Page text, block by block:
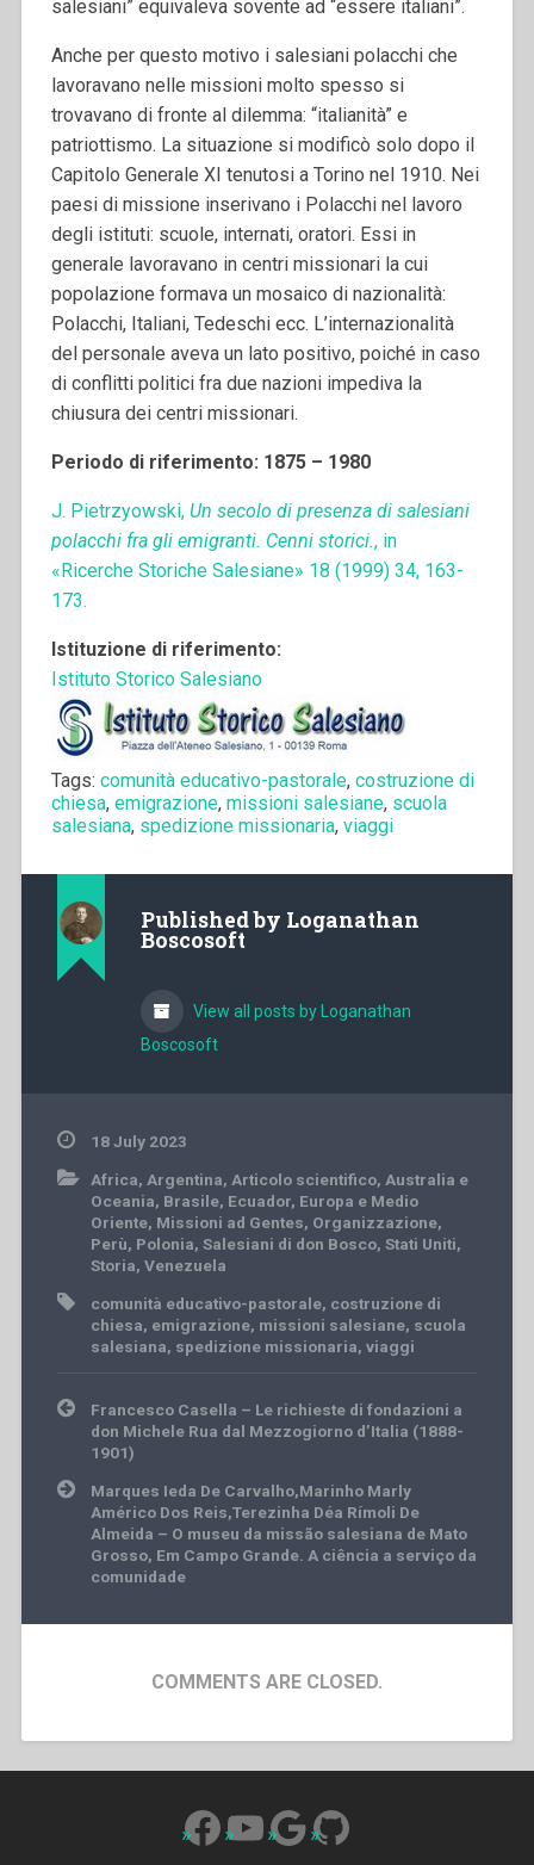
salesiani” equivaleva sovente ad “essere italiani”.
Anche per questo motivo i salesiani polacchi che
lavoravano nelle missioni molto spesso si
trovavano di fronte al dilemma: “italianità” e
patriottismo. La situazione si modificò solo dopo il
Capitolo Generale XI tenutosi a Torino nel 1910. Nei
paesi di missione inserivano i Polacchi nel lavoro
degli istituti: scuole, internati, oratori. Essi in
generale lavoravano in centri missionari la cui
popolazione formava un mosaico di nazionalità:
Polacchi, Italiani, Tedeschi ecc. L’internazionalità
del personale aveva un lato positivo, poiché in caso
di conflitti politici fra due nazioni impediva la
chiusura dei centri missionari.
Periodo di riferimento: 1875 – 1980
J. Pietrzyowski, Un secolo di presenza di salesiani
polacchi fra gli emigranti. Cenni storici., in
«Ricerche Storiche Salesiane» 18 (1999) 34, 163-
173.
Istituzione di riferimento:
Istituto Storico Salesiano
Tags: comunità educativo-pastorale, costruzione di
chiesa, emigrazione, missioni salesiane, scuola
salesiana, spedizione missionaria, viaggi
Published by Loganathan
Boscosoft
View all posts by Loganathan
Boscosoft
18 July 2023
Africa, Argentina, Articolo scientifico, Australia e
Oceania, Brasile, Ecuador, Europa e Medio
Oriente, Missioni ad Gentes, Organizzazione,
Perù, Polonia, Salesiani di don Bosco, Stati Uniti,
Storia, Venezuela
comunità educativo-pastorale, costruzione di
chiesa, emigrazione, missioni salesiane, scuola
salesiana, spedizione missionaria, viaggi
Post
navigation
Francesco Casella – Le richieste di fondazioni a
don Michele Rua dal Mezzogiorno d’Italia (1888-
1901)
Marques Ieda De Carvalho,Marinho Marly
Américo Dos Reis,Terezinha Déa Rímoli De
Almeida – O museu da missão salesiana de Mato
Grosso, Em Campo Grande. A ciência a serviço da
comunidade
COMMENTS ARE CLOSED.
Facebook
YouTube
Google
GitHub